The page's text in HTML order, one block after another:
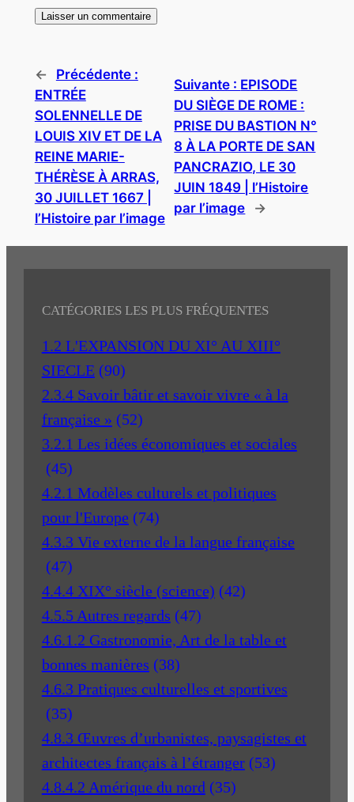
←
Précédente :
ENTRÉE
SOLENNELLE DE
LOUIS XIV ET DE LA
REINE MARIE-
THÉRÈSE À ARRAS,
30 JUILLET 1667 |
l’Histoire par l’image
Suivante : EPISODE
DU SIÈGE DE ROME :
PRISE DU BASTION N°
8 À LA PORTE DE SAN
PANCRAZIO, LE 30
JUIN 1849 | l’Histoire
par l’image
→
CATÉGORIES LES PLUS FRÉQUENTES
1.2 L'EXPANSION DU XI° AU XIII°
SIECLE (90)
2.3.4 Savoir bâtir et savoir vivre « à la
française » (52)
3.2.1 Les idées économiques et sociales
(45)
4.2.1 Modèles culturels et politiques
pour l'Europe (74)
4.3.3 Vie externe de la langue française
(47)
4.4.4 XIX° siècle (science) (42)
4.5.5 Autres regards (47)
4.6.1.2 Gastronomie, Art de la table et
bonnes manières (38)
4.6.3 Pratiques culturelles et sportives
(35)
4.8.3 Œuvres d’urbanistes, paysagistes et
architectes français à l’étranger (53)
4.8.4.2 Amérique du nord (35)